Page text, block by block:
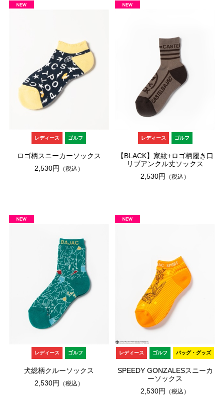
レディース ゴルフ
ロゴ柄スニーカーソックス
2,530円
（税込）
レディース ゴルフ
【BLACK】家紋+ロゴ柄履き口
リブアンクル丈ソックス
2,530円
（税込）
レディース ゴルフ
犬総柄クルーソックス
2,530円
（税込）
レディース ゴルフ バッグ・グッズ
SPEEDY GONZALESスニーカ
ーソックス
2,530円
（税込）